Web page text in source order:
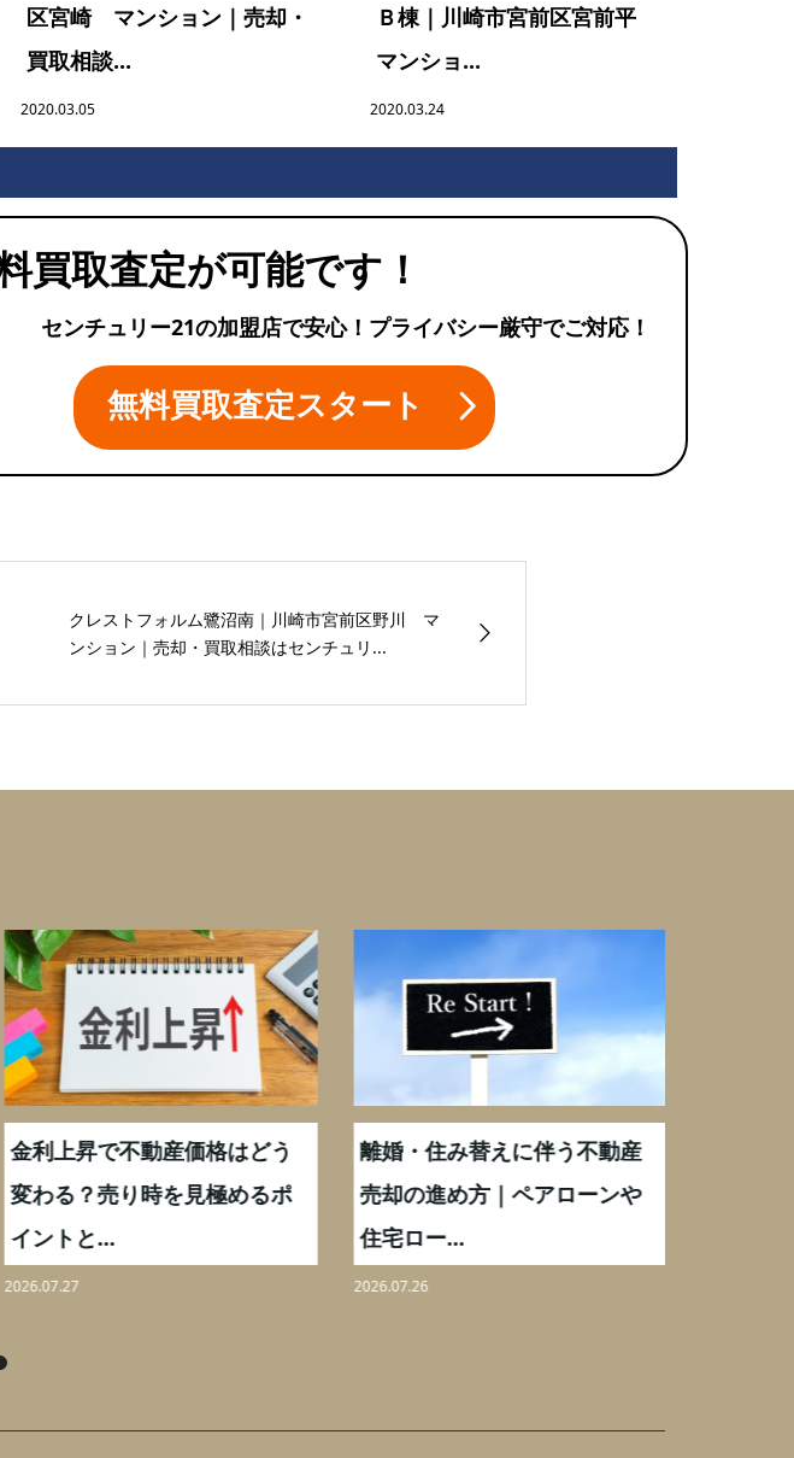
区宮崎 マンション｜売却・
買取相談...
2020.03.05
Ｂ棟｜川崎市宮前区宮前平
マンショ...
2020.03.24
買取査定が可能です！
センチュリー21の加盟店で安心！プライバシー厳守でご対応！
無料買取査定スタート
クレストフォルム鷺沼南｜川崎市宮前区野川 マ
ンション｜売却・買取相談はセンチュリ...
金利上昇で不動産価格はどう
変わる？売り時を見極めるポ
イントと...
2026.07.27
離婚・住み替えに伴う不動産
売却の進め方｜ペアローンや
住宅ロー...
2026.07.26